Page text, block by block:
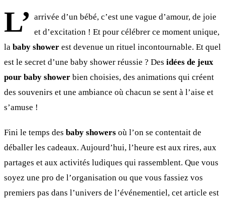
L’ arrivée d’un bébé, c’est une vague d’amour, de joie
et d’excitation ! Et pour célébrer ce moment unique,
la baby shower est devenue un rituel incontournable. Et quel
est le secret d’une baby shower réussie ? Des idées de jeux
pour baby shower bien choisies, des animations qui créent
des souvenirs et une ambiance où chacun se sent à l’aise et
s’amuse !
Fini le temps des baby showers où l’on se contentait de
déballer les cadeaux. Aujourd’hui, l’heure est aux rires, aux
partages et aux activités ludiques qui rassemblent. Que vous
soyez une pro de l’organisation ou que vous fassiez vos
premiers pas dans l’univers de l’événementiel, cet article est